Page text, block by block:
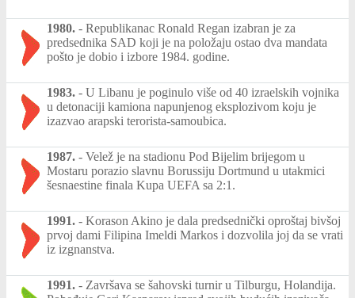
1980. - Republikanac Ronald Regan izabran je za
predsednika SAD koji je na položaju ostao dva mandata
pošto je dobio i izbore 1984. godine.
1983. - U Libanu je poginulo više od 40 izraelskih vojnika
u detonaciji kamiona napunjenog eksplozivom koju je
izazvao arapski terorista-samoubica.
1987. - Velež je na stadionu Pod Bijelim brijegom u
Mostaru porazio slavnu Borussiju Dortmund u utakmici
šesnaestine finala Kupa UEFA sa 2:1.
1991. - Korason Akino je dala predsednički oproštaj bivšoj
prvoj dami Filipina Imeldi Markos i dozvolila joj da se vrati
iz izgnanstva.
1991. - Završava se šahovski turnir u Tilburgu, Holandija.